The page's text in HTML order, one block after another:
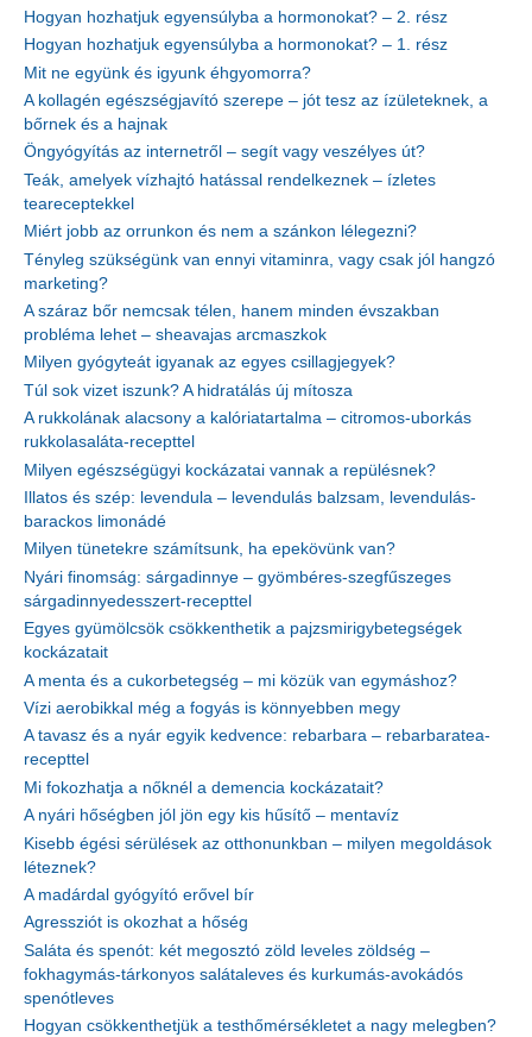
Hogyan hozhatjuk egyensúlyba a hormonokat? – 2. rész
Hogyan hozhatjuk egyensúlyba a hormonokat? – 1. rész
Mit ne együnk és igyunk éhgyomorra?
A kollagén egészségjavító szerepe – jót tesz az ízületeknek, a
bőrnek és a hajnak
Öngyógyítás az internetről – segít vagy veszélyes út?
Teák, amelyek vízhajtó hatással rendelkeznek – ízletes
teareceptekkel
Miért jobb az orrunkon és nem a szánkon lélegezni?
Tényleg szükségünk van ennyi vitaminra, vagy csak jól hangzó
marketing?
A száraz bőr nemcsak télen, hanem minden évszakban
probléma lehet – sheavajas arcmaszkok
Milyen gyógyteát igyanak az egyes csillagjegyek?
Túl sok vizet iszunk? A hidratálás új mítosza
A rukkolának alacsony a kalóriatartalma – citromos-uborkás
rukkolasaláta-recepttel
Milyen egészségügyi kockázatai vannak a repülésnek?
Illatos és szép: levendula – levendulás balzsam, levendulás-
barackos limonádé
Milyen tünetekre számítsunk, ha epekövünk van?
Nyári finomság: sárgadinnye – gyömbéres-szegfűszeges
sárgadinnyedesszert-recepttel
Egyes gyümölcsök csökkenthetik a pajzsmirigybetegségek
kockázatait
A menta és a cukorbetegség – mi közük van egymáshoz?
Vízi aerobikkal még a fogyás is könnyebben megy
A tavasz és a nyár egyik kedvence: rebarbara – rebarbaratea-
recepttel
Mi fokozhatja a nőknél a demencia kockázatait?
A nyári hőségben jól jön egy kis hűsítő – mentavíz
Kisebb égési sérülések az otthonunkban – milyen megoldások
léteznek?
A madárdal gyógyító erővel bír
Agressziót is okozhat a hőség
Saláta és spenót: két megosztó zöld leveles zöldség –
fokhagymás-tárkonyos salátaleves és kurkumás-avokádós
spenótleves
Hogyan csökkenthetjük a testhőmérsékletet a nagy melegben?